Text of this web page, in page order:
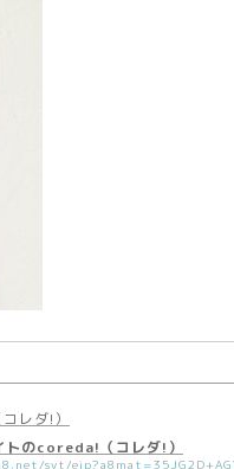
レダ!）
トのcoreda!（コレダ!）